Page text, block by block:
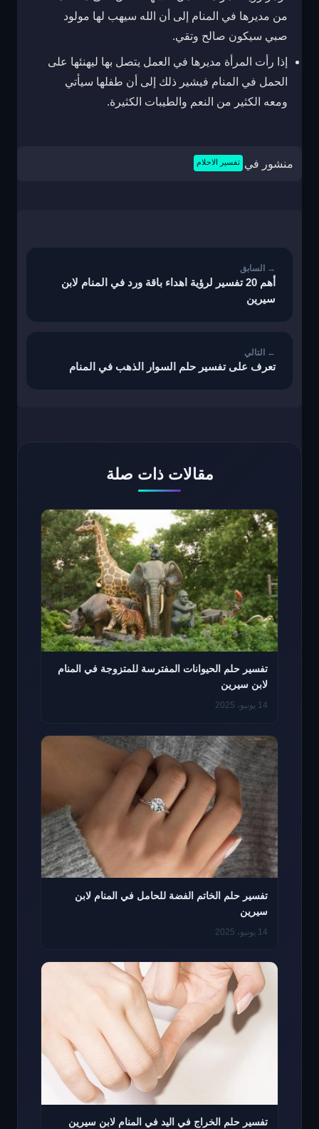
من مديرها في المنام إلى أن الله سيهب لها مولود
صبي سيكون صالح وتقي.
إذا رأت المرأة مديرها في العمل يتصل بها ليهنئها على
الحمل في المنام فيشير ذلك إلى أن طفلها سيأتي
ومعه الكثير من النعم والطيبات الكثيرة.
منشور في تفسير الاحلام
أهم 20 تفسير لرؤية اهداء باقة ورد في المنام لابن
سيرين
تعرف على تفسير حلم السوار الذهب في المنام
مقالات ذات صلة
تفسير حلم الحيوانات المفترسة للمتزوجة في المنام
لابن سيرين
14 يونيو، 2025
تفسير حلم الخاتم الفضة للحامل في المنام لابن
سيرين
14 يونيو، 2025
تفسير حلم الخراج في اليد في المنام لابن سيرين